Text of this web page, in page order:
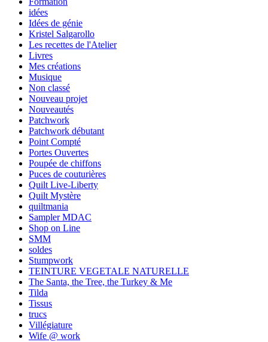
idées
Idées de génie
Kristel Salgarollo
Les recettes de l'Atelier
Livres
Mes créations
Musique
Non classé
Nouveau projet
Nouveautés
Patchwork
Patchwork débutant
Point Compté
Portes Ouvertes
Poupée de chiffons
Puces de couturières
Quilt Live-Liberty
Quilt Mystère
quiltmania
Sampler MDAC
Shop on Line
SMM
soldes
Stumpwork
TEINTURE VEGETALE NATURELLE
The Santa, the Tree, the Turkey & Me
Tilda
Tissus
trucs
Villégiature
Wife @ work